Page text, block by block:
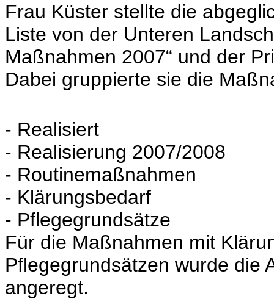
Frau Küster stellte die
Liste von der Unteren
Maßnahmen 2007“ und der
Dabei gruppierte sie die
- Realisiert
- Realisierung 2007/2008
- Routinemaßnahmen
- Klärungsbedarf
- Pflegegrundsätze
Für die Maßnahmen mit
Pflegegrundsätzen wurde die
angeregt.